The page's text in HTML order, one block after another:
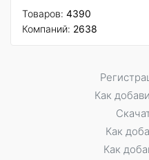
Товаров: 4390
Компаний: 2638
Как
Как
Как